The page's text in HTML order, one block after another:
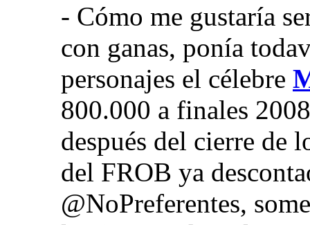
- Cómo me gustaría
con ganas, ponía
personajes el célebre
800.000 a finales
después del cierre de
del FROB ya
@NoPreferentes,